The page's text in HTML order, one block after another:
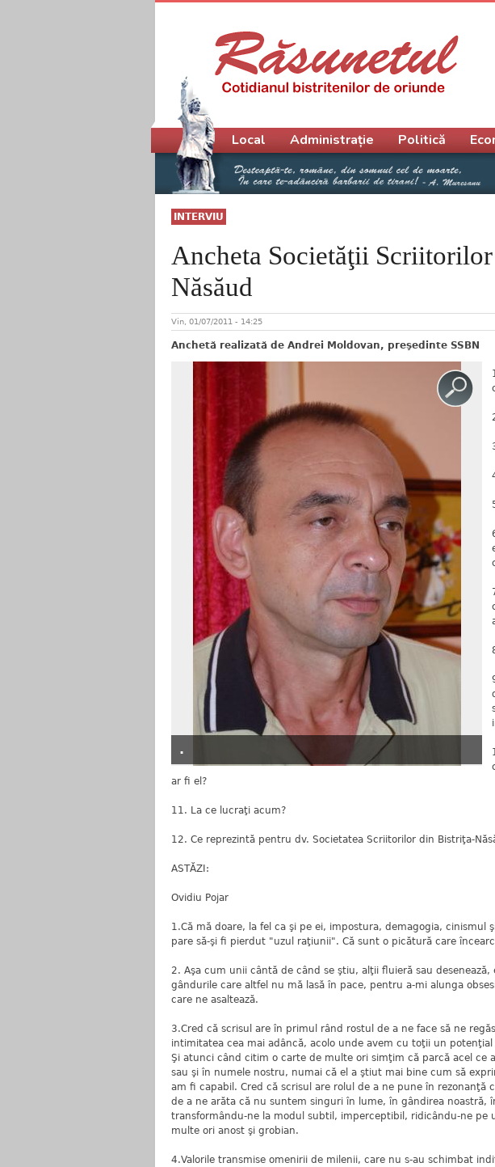
INTERVIU
Ancheta Societăţii
Năsăud
Vin, 01/07/2011 - 14:25
Anchetă realizată de Andrei Moldovan, preşedinte SSBN
.
ar fi el?
11. La ce lucraţi acum?
12. Ce reprezintă pentru dv. Societatea Scriitorilor din Bistriţa-
ASTĂZI:
Ovidiu Pojar
1.Că mă doare, la fel ca şi pe ei, impostura, demagogia, cinismul
pare să-şi fi pierdut "uzul raţiunii". Că sunt o picătură care
2. Aşa cum unii cântă de când se ştiu, alţii fluieră sau
gândurile care altfel nu mă lasă în pace, pentru a-mi alunga
care ne asaltează.
3.Cred că scrisul are în primul rând rostul de a ne face să ne
intimitatea cea mai adâncă, acolo unde avem cu toţii un
Şi atunci când citim o carte de multe ori simţim că parcă acel ce
sau şi în numele nostru, numai că el a ştiut mai bine cum să
am fi capabil. Cred că scrisul are rolul de a ne pune în rezonanţă
de a ne arăta că nu suntem singuri în lume, în gândirea noastră,
transformându-ne la modul subtil, imperceptibil, ridicându-ne pe
multe ori anost şi grobian.
4.Valorile transmise omenirii de milenii, care nu s-au schimbat
Meniu principal
Local Administrație Politică